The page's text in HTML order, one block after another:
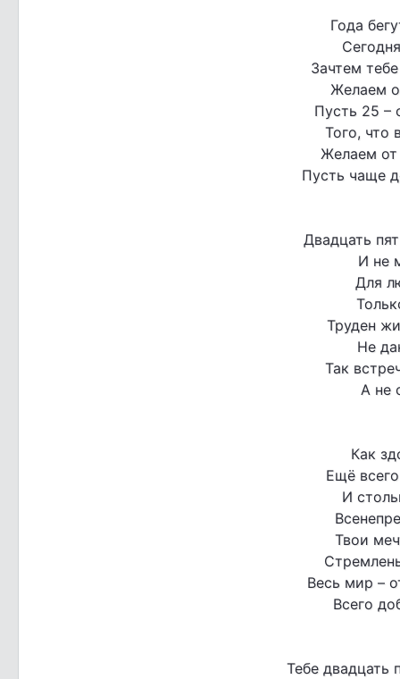
Года
Зачтем
Желаем
Пусть 25 –
Того, что
Желаем
Пусть чаще
Двадцать
И не
Для
Труден
Не
Так
А не
Как
Ещё
И
Твои
Весь мир –
Всего
Тебе двадцать